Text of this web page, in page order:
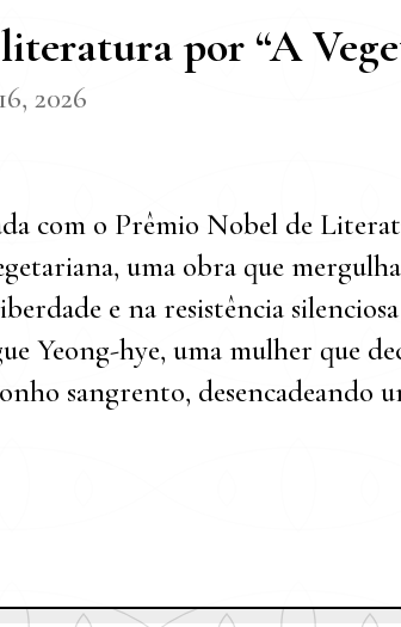
por “A
2026
com o Prêmio Nobel de
uma obra que
e na resistência
Yeong-hye, uma mulher que
sangrento, desencadeando
a sociedade ao seu redor.
diferentes: seu marido, seu
resistir à pressão social e
vez mais radicais. O leitor